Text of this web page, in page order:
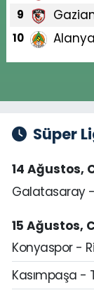
9
10
Süper
14 Ağustos,
Galatasaray
15 Ağustos,
Konyaspor -
Kasımpaşa -